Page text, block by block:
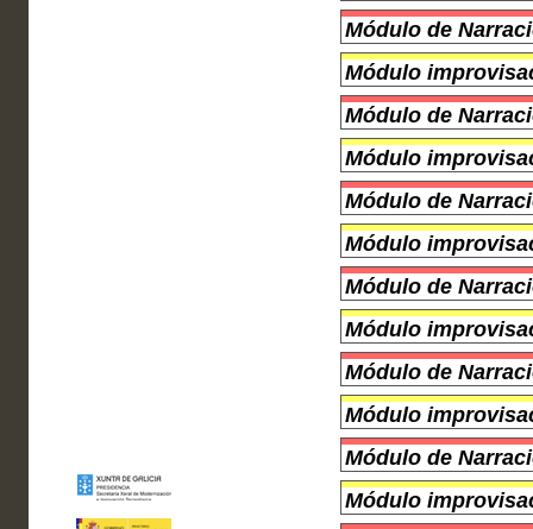
Módulo de
Módulo
Módulo de
Módulo
Módulo de
Módulo
Módulo de
Módulo
Módulo de
Módulo
Módulo de
Módulo